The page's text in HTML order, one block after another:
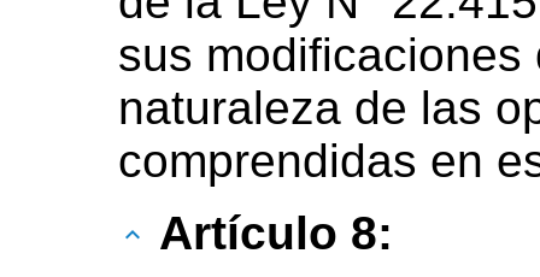
sus
naturaleza de las
comprendidas en
Artículo 8: